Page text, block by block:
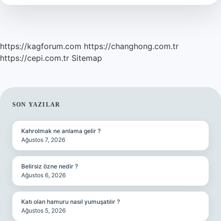
Olur
https://kagforum.com https://changhong.com.tr
https://cepi.com.tr Sitemap
SIDEBAR
SON YAZILAR
Kahrolmak ne anlama gelir ?
Ağustos 7, 2026
Belirsiz özne nedir ?
Ağustos 6, 2026
Katı olan hamuru nasıl yumuşatılır ?
Ağustos 5, 2026